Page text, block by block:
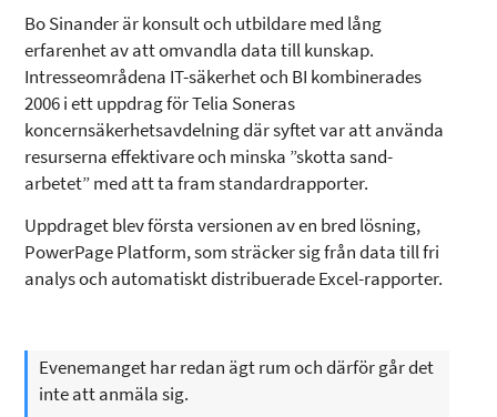
Bo Sinander är konsult och utbildare med lång
erfarenhet av att omvandla data till kunskap.
Intresseområdena IT-säkerhet och BI kombinerades
2006 i ett uppdrag för Telia Soneras
koncernsäkerhetsavdelning där syftet var att använda
resurserna effektivare och minska ”skotta sand-
arbetet” med att ta fram standardrapporter.
Uppdraget blev första versionen av en bred lösning,
PowerPage Platform, som sträcker sig från data till fri
analys och automatiskt distribuerade Excel-rapporter.
Evenemanget har redan ägt rum och därför går det
inte att anmäla sig.